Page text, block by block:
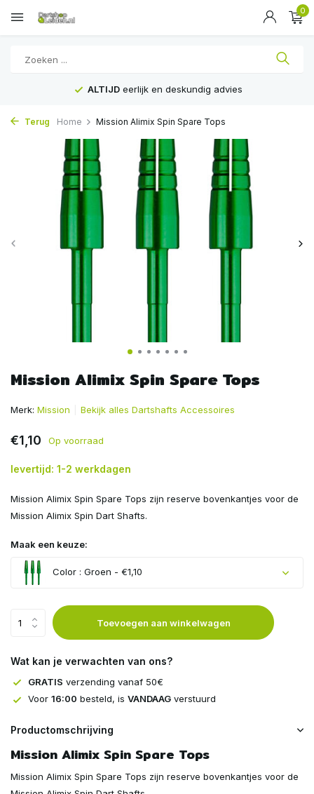
0
ALTIJD eerlijk en deskundig advies
Terug Home Mission Alimix Spin Spare Tops
Mission Alimix Spin Spare Tops
Merk: Mission Bekijk alles Dartshafts Accessoires
€1,10 Op voorraad
levertijd: 1-2 werkdagen
Mission Alimix Spin Spare Tops zijn reserve bovenkantjes voor de
Mission Alimix Spin Dart Shafts.
Maak een keuze:
Color : Groen - €1,10
Toevoegen aan winkelwagen
Wat kan je verwachten van ons?
GRATIS verzending vanaf 50€
Voor 16:00 besteld, is VANDAAG verstuurd
Productomschrijving
Mission Alimix Spin Spare Tops
Mission Alimix Spin Spare Tops zijn reserve bovenkantjes voor de